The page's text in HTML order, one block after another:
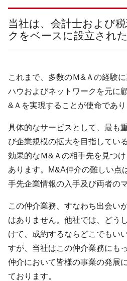
当社は、会計士および
クをベースに設立された
これまで、多数のＭ&Ａの経験
ハウおよびネットワークを元に
&Ａを実現することが使命であり
具体的なサービスとして、最も
び企業規模の拡大を目指してい
効果的なＭ&Ａの相手先を見つ
あります。M&A仲介の難しい点
手先企業情報の入手及び両者の
この仲介業務、すなわち出会い
はありません。他社では、どう
けて、成約するならどこでもい
すが、当社はこの仲介業務にも
仲介において皆様の事業の発展
ております。